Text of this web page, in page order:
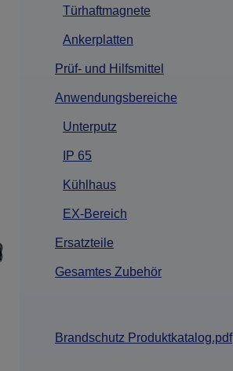
Türhaftmagnete
Ankerplatten
Prüf- und Hilfsmittel
Anwendungsbereiche
Unterputz
IP 65
Kühlhaus
EX-Bereich
Ersatzteile
Gesamtes Zubehör
Brandschutz Produktkatalog.pdf